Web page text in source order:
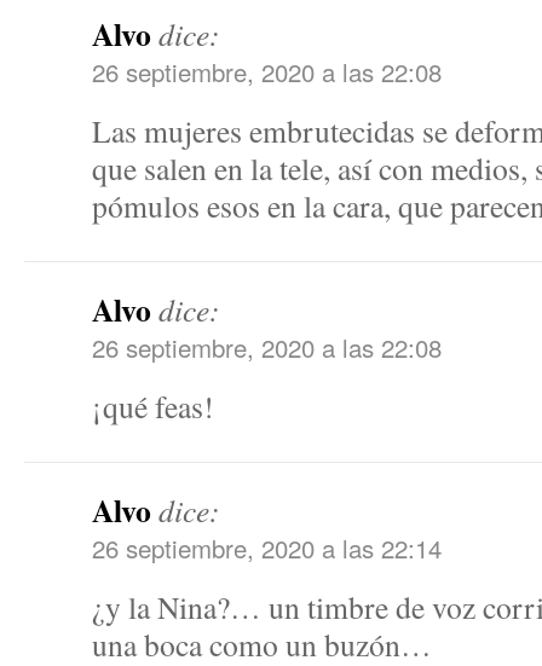
Alvodice:
26 septiembre, 2020 a las 22:08
Las mujeres embrutecidas se
que salen en la tele, así con medios,
pómulos esos en la cara, que
Alvodice:
26 septiembre, 2020 a las 22:08
¡qué feas!
Alvodice:
26 septiembre, 2020 a las 22:14
¿y la Nina?… un timbre de voz
una boca como un buzón…